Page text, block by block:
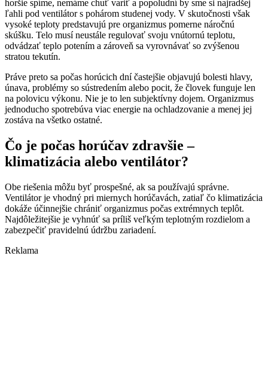
horšie spíme, nemáme chuť variť a popoludní by sme si najradšej
ľahli pod ventilátor s pohárom studenej vody. V skutočnosti však
vysoké teploty predstavujú pre organizmus pomerne náročnú
skúšku. Telo musí neustále regulovať svoju vnútornú teplotu,
odvádzať teplo potením a zároveň sa vyrovnávať so zvýšenou
stratou tekutín.
Práve preto sa počas horúcich dní častejšie objavujú bolesti hlavy,
únava, problémy so sústredením alebo pocit, že človek funguje len
na polovicu výkonu. Nie je to len subjektívny dojem. Organizmus
jednoducho spotrebúva viac energie na ochladzovanie a menej jej
zostáva na všetko ostatné.
Čo je počas horúčav zdravšie –
klimatizácia alebo ventilátor?
Obe riešenia môžu byť prospešné, ak sa používajú správne.
Ventilátor je vhodný pri miernych horúčavách, zatiaľ čo klimatizácia
dokáže účinnejšie chrániť organizmus počas extrémnych teplôt.
Najdôležitejšie je vyhnúť sa príliš veľkým teplotným rozdielom a
zabezpečiť pravidelnú údržbu zariadení.
Reklama